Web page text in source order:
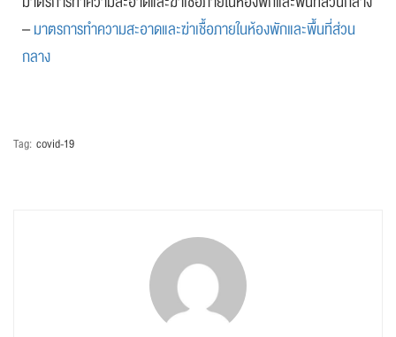
–มาตรการทำความสะอาดและฆ่าเชื้อภายในห้องพักและพื้นที่ส่วน
กลาง
Tag: covid-19